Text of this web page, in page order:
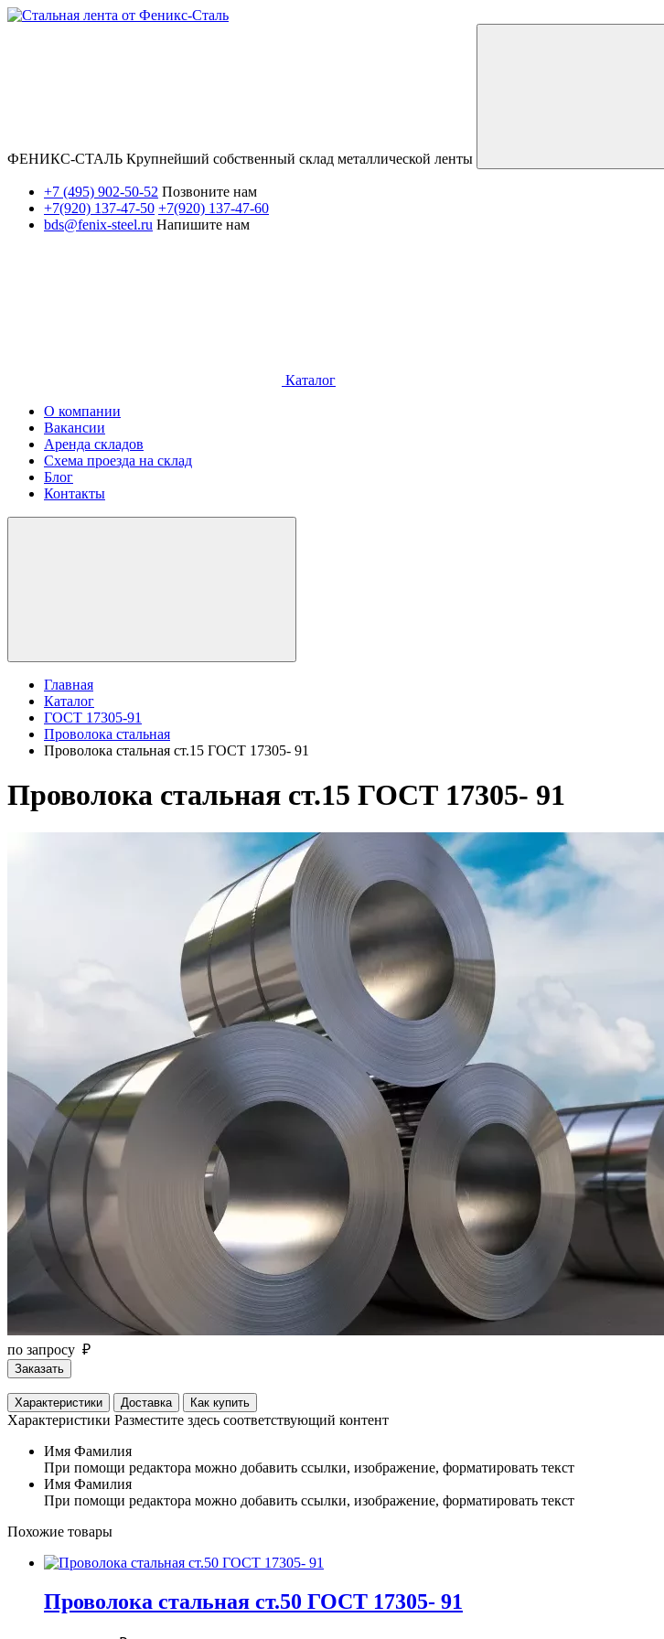
ФЕНИКС-СТАЛЬ Крупнейший собственный склад металлической ленты
+7 (495) 902-50-52 Позвоните нам
+7(920) 137-47-50 +7(920) 137-47-60
bds@fenix-steel.ru Напишите нам
Каталог
О компании
Вакансии
Аренда складов
Схема проезда на склад
Блог
Контакты
Главная
Каталог
ГОСТ 17305-91
Проволока стальная
Проволока стальная ст.15 ГОСТ 17305- 91
Проволока стальная ст.15 ГОСТ 17305- 91
по запросу ₽
Заказать
Характеристики Доставка Как купить
Характеристики Разместите здесь соответствующий контент
Имя Фамилия
При помощи редактора можно добавить ссылки, изображение, форматировать текст
Имя Фамилия
При помощи редактора можно добавить ссылки, изображение, форматировать текст
Похожие товары
Проволока стальная ст.50 ГОСТ 17305- 91